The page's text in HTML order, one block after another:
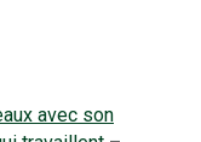
avec son